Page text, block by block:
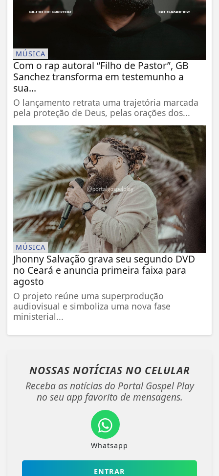
MÚSICA
Com o rap autoral “Filho de Pastor”, GB
Sanchez transforma em testemunho a
sua...
O lançamento retrata uma trajetória marcada
pela proteção de Deus, pelas orações dos...
MÚSICA
Jhonny Salvação grava seu segundo DVD
no Ceará e anuncia primeira faixa para
agosto
O projeto reúne uma superprodução
audiovisual e simboliza uma nova fase
ministerial...
NOSSAS NOTÍCIAS NO CELULAR
Receba as notícias do Portal Gospel Play
no seu app favorito de mensagens.
Whatsapp
ENTRAR